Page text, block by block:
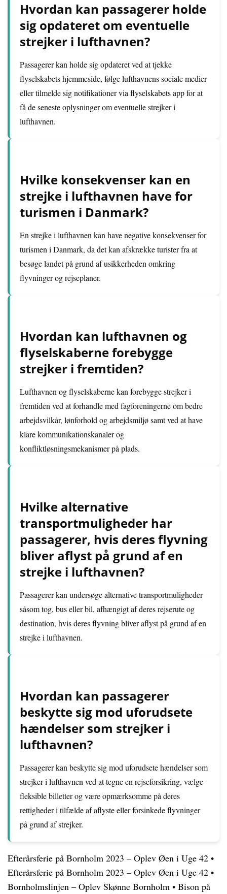
Hvordan kan passagerer holde
sig opdateret om eventuelle
strejker i lufthavnen?
Passagerer kan holde sig opdateret ved at tjekke
flyselskabets hjemmeside, følge lufthavnens sociale medier
eller tilmelde sig notifikationer via flyselskabets app for at
få de seneste oplysninger om eventuelle strejker i
lufthavnen.
Hvilke konsekvenser kan en
strejke i lufthavnen have for
turismen i Danmark?
En strejke i lufthavnen kan have negative konsekvenser for
turismen i Danmark, da det kan afskrække turister fra at
besøge landet på grund af usikkerheden omkring
flyvninger og rejseplaner.
Hvordan kan lufthavnen og
flyselskaberne forebygge
strejker i fremtiden?
Lufthavnen og flyselskaberne kan forebygge strejker i
fremtiden ved at forhandle med fagforeningerne om bedre
arbejdsvilkår, lønforhold og arbejdsmiljø samt ved at have
klare kommunikationskanaler og
konfliktløsningsmekanismer på plads.
Hvilke alternative
transportmuligheder har
passagerer, hvis deres flyvning
bliver aflyst på grund af en
strejke i lufthavnen?
Passagerer kan undersøge alternative transportmuligheder
såsom tog, bus eller bil, afhængigt af deres rejserute og
destination, hvis deres flyvning bliver aflyst på grund af en
strejke i lufthavnen.
Hvordan kan passagerer
beskytte sig mod uforudsete
hændelser som strejker i
lufthavnen?
Passagerer kan beskytte sig mod uforudsete hændelser som
strejker i lufthavnen ved at tegne en rejseforsikring, vælge
fleksible billetter og være opmærksomme på deres
rettigheder i tilfælde af aflyste eller forsinkede flyvninger
på grund af strejker.
Efterårsferie på Bornholm 2023 – Oplev Øen i Uge 42 •
Efterårsferie på Bornholm 2023 – Oplev Øen i Uge 42 •
Bornholmslinjen – Oplev Skønne Bornholm • Bison på